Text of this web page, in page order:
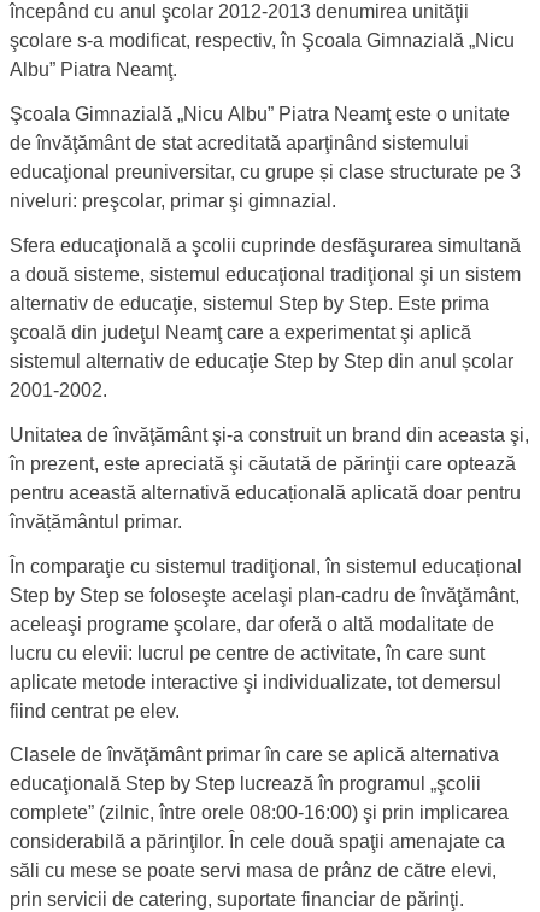
începând cu anul şcolar 2012-2013 denumirea unităţii
şcolare s-a modificat, respectiv, în Şcoala Gimnazială „Nicu
Albu” Piatra Neamţ.
Şcoala Gimnazială „Nicu Albu” Piatra Neamţ este o unitate
de învăţământ de stat acreditată aparţinând sistemului
educaţional preuniversitar, cu grupe și clase structurate pe 3
niveluri: preşcolar, primar şi gimnazial.
Sfera educaţională a şcolii cuprinde desfăşurarea simultană
a două sisteme, sistemul educaţional tradiţional şi un sistem
alternativ de educaţie, sistemul Step by Step. Este prima
şcoală din judeţul Neamţ care a experimentat şi aplică
sistemul alternativ de educaţie Step by Step din anul școlar
2001-2002.
Unitatea de învăţământ şi-a construit un brand din aceasta şi,
în prezent, este apreciată şi căutată de părinţii care optează
pentru această alternativă educațională aplicată doar pentru
învățământul primar.
În comparaţie cu sistemul tradiţional, în sistemul educațional
Step by Step se foloseşte acelaşi plan-cadru de învăţământ,
aceleaşi programe şcolare, dar oferă o altă modalitate de
lucru cu elevii: lucrul pe centre de activitate, în care sunt
aplicate metode interactive şi individualizate, tot demersul
fiind centrat pe elev.
Clasele de învăţământ primar în care se aplică alternativa
educaţională Step by Step lucrează în programul „şcolii
complete” (zilnic, între orele 08:00-16:00) şi prin implicarea
considerabilă a părinţilor. În cele două spaţii amenajate ca
săli cu mese se poate servi masa de prânz de către elevi,
prin servicii de catering, suportate financiar de părinţi.